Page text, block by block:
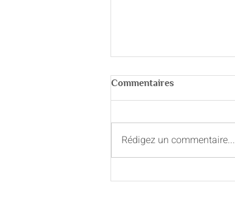
Commentaires
Rédigez un commentaire...